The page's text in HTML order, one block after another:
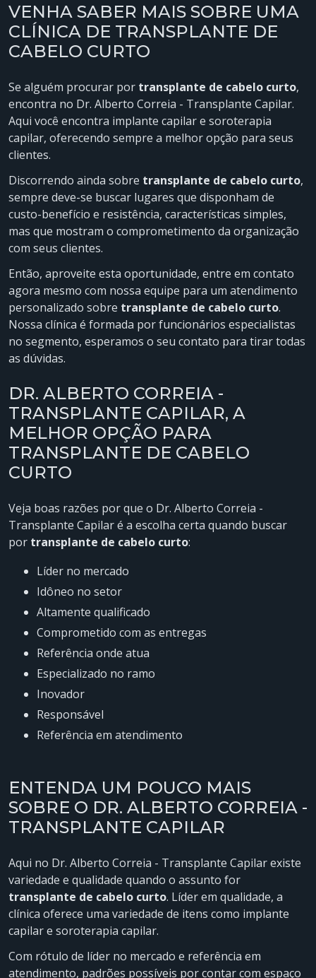
VENHA SABER MAIS SOBRE UMA
CLÍNICA DE TRANSPLANTE DE
CABELO CURTO
Se alguém procurar por transplante de cabelo curto,
encontra no Dr. Alberto Correia - Transplante Capilar.
Aqui você encontra implante capilar e soroterapia
capilar, oferecendo sempre a melhor opção para seus
clientes.
Discorrendo ainda sobre transplante de cabelo curto,
sempre deve-se buscar lugares que disponham de
custo-benefício e resistência, características simples,
mas que mostram o comprometimento da organização
com seus clientes.
Então, aproveite esta oportunidade, entre em contato
agora mesmo com nossa equipe para um atendimento
personalizado sobre transplante de cabelo curto.
Nossa clínica é formada por funcionários especialistas
no segmento, esperamos o seu contato para tirar todas
as dúvidas.
DR. ALBERTO CORREIA -
TRANSPLANTE CAPILAR, A
MELHOR OPÇÃO PARA
TRANSPLANTE DE CABELO
CURTO
Veja boas razões por que o Dr. Alberto Correia -
Transplante Capilar é a escolha certa quando buscar
por transplante de cabelo curto:
líder no mercado
idôneo no setor
altamente qualificado
comprometido com as entregas
referência onde atua
especializado no ramo
inovador
responsável
referência em atendimento
ENTENDA UM POUCO MAIS
SOBRE O DR. ALBERTO CORREIA -
TRANSPLANTE CAPILAR
Aqui no Dr. Alberto Correia - Transplante Capilar existe
variedade e qualidade quando o assunto for
transplante de cabelo curto. Líder em qualidade, a
clínica oferece uma variedade de itens como implante
capilar e soroterapia capilar.
Com rótulo de líder no mercado e referência em
atendimento, padrões possíveis por contar com espaço